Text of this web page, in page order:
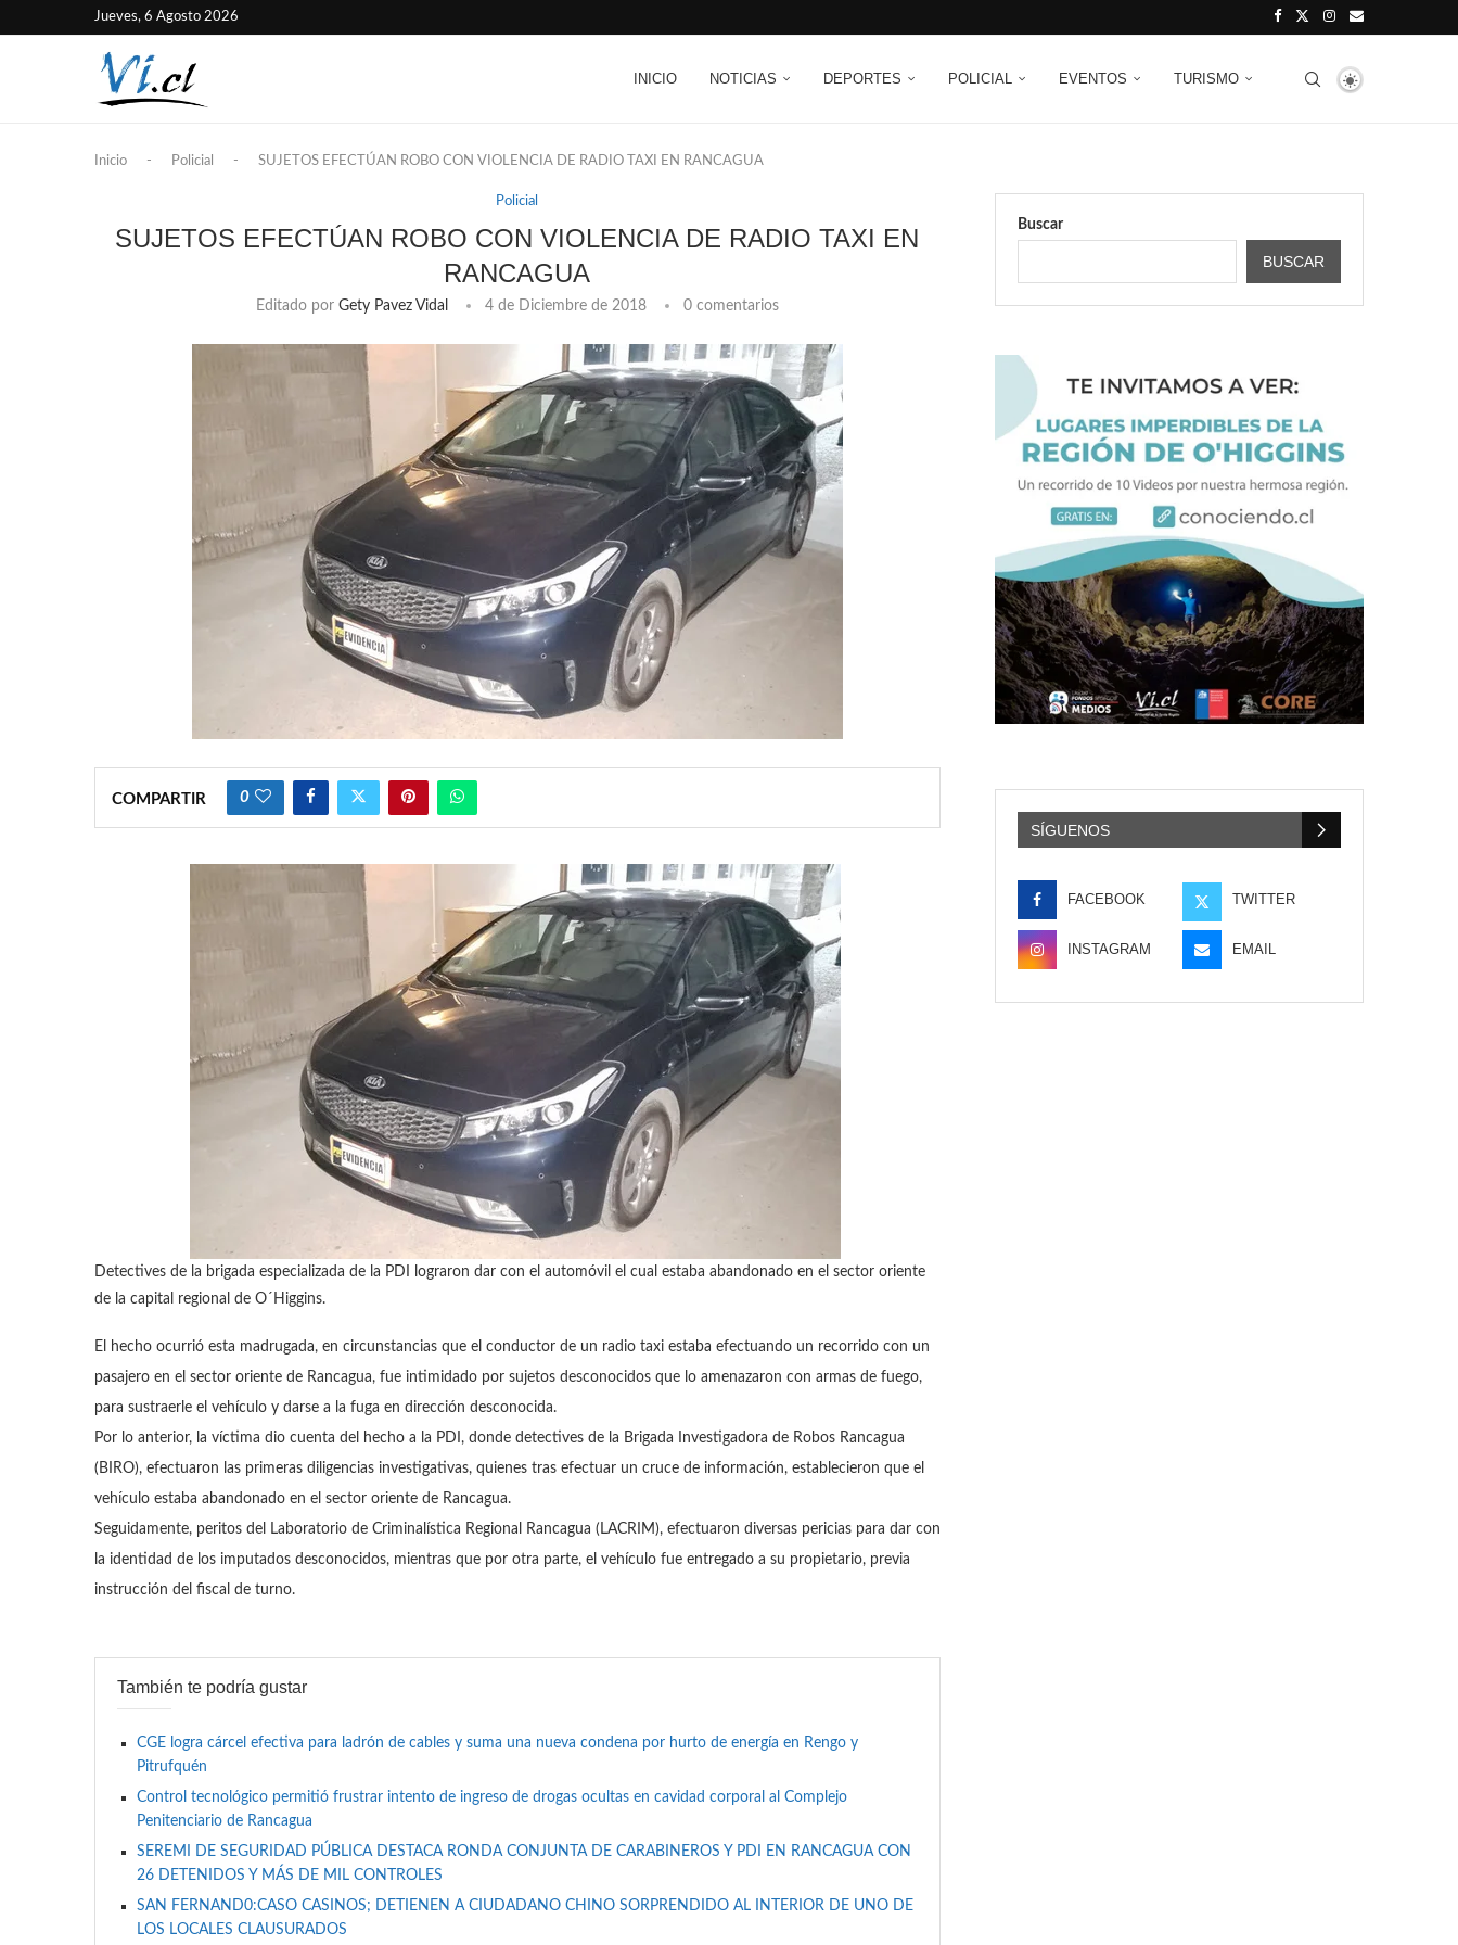
Jueves, 6 Agosto 2026
INICIO NOTICIAS DEPORTES POLICIAL EVENTOS TURISMO
Inicio - Policial - SUJETOS EFECTÚAN ROBO CON VIOLENCIA DE RADIO TAXI EN RANCAGUA
Policial
SUJETOS EFECTÚAN ROBO CON VIOLENCIA DE RADIO TAXI EN
RANCAGUA
Editado por Gety Pavez Vidal 4 de Diciembre de 2018 0 comentarios
COMPARTIR 0
Detectives de la brigada especializada de la PDI lograron dar con el automóvil el cual estaba abandonado en el sector oriente
de la capital regional de O´Higgins.
El hecho ocurrió esta madrugada, en circunstancias que el conductor de un radio taxi estaba efectuando un recorrido con un
pasajero en el sector oriente de Rancagua, fue intimidado por sujetos desconocidos que lo amenazaron con armas de fuego,
para sustraerle el vehículo y darse a la fuga en dirección desconocida.
Por lo anterior, la víctima dio cuenta del hecho a la PDI, donde detectives de la Brigada Investigadora de Robos Rancagua
(BIRO), efectuaron las primeras diligencias investigativas, quienes tras efectuar un cruce de información, establecieron que el
vehículo estaba abandonado en el sector oriente de Rancagua.
Seguidamente, peritos del Laboratorio de Criminalística Regional Rancagua (LACRIM), efectuaron diversas pericias para dar con
la identidad de los imputados desconocidos, mientras que por otra parte, el vehículo fue entregado a su propietario, previa
instrucción del fiscal de turno.
También te podría gustar
CGE logra cárcel efectiva para ladrón de cables y suma una nueva condena por hurto de energía en Rengo y
Pitrufquén
Control tecnológico permitió frustrar intento de ingreso de drogas ocultas en cavidad corporal al Complejo
Penitenciario de Rancagua
SEREMI DE SEGURIDAD PÚBLICA DESTACA RONDA CONJUNTA DE CARABINEROS Y PDI EN RANCAGUA CON
26 DETENIDOS Y MÁS DE MIL CONTROLES
SAN FERNAND0:CASO CASINOS; DETIENEN A CIUDADANO CHINO SORPRENDIDO AL INTERIOR DE UNO DE
LOS LOCALES CLAUSURADOS
Buscar
BUSCAR
SÍGUENOS
FACEBOOK TWITTER
INSTAGRAM EMAIL